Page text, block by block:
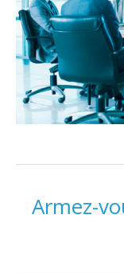
Armez-